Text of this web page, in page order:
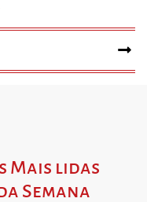
Mais lidas
Semana